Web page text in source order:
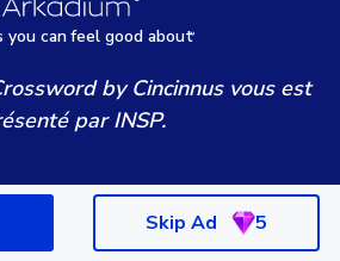
Skip Ad 5
you canfeel good about
by Cincinnus vous est
par INSP.